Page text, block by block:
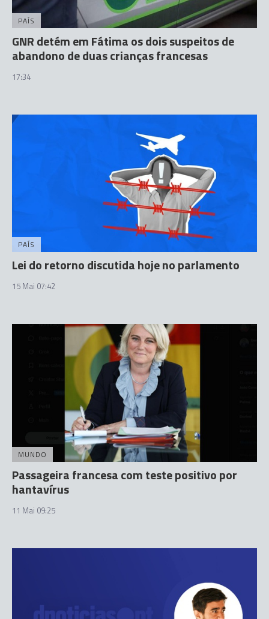
PAÍS
GNR detém em Fátima os dois suspeitos de
abandono de duas crianças francesas
17:34
PAÍS
Lei do retorno discutida hoje no parlamento
15 Mai 07:42
MUNDO
Passageira francesa com teste positivo por
hantavírus
11 Mai 09:25